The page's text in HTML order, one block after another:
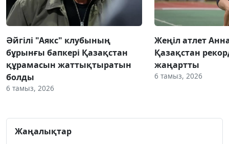
Әйгілі "Аякс" клубының
бұрынғы бапкері Қазақстан
құрамасын жаттықтыратын
болды
6 тамыз, 2026
Жеңіл атлет
Қазақстан
жаңартты
6 тамыз, 2026
Жаңалықтар